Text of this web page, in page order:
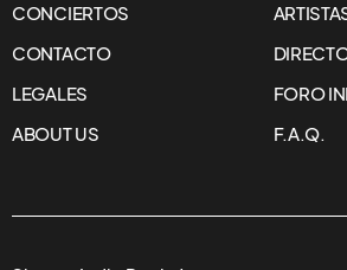
CONCIERTOS
CONTACTO
LEGALES
FORO
ABOUT US
F.A.Q.